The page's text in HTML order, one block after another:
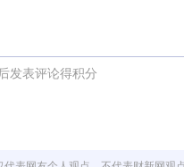
后发表评论得积分